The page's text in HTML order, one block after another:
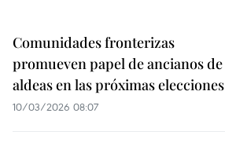
Comunidades fronterizas
promueven papel de ancianos de
aldeas en las próximas elecciones
10/03/2026 08:07